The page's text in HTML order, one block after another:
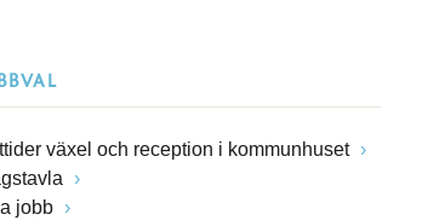
växel och reception i kommunhuset
jobb